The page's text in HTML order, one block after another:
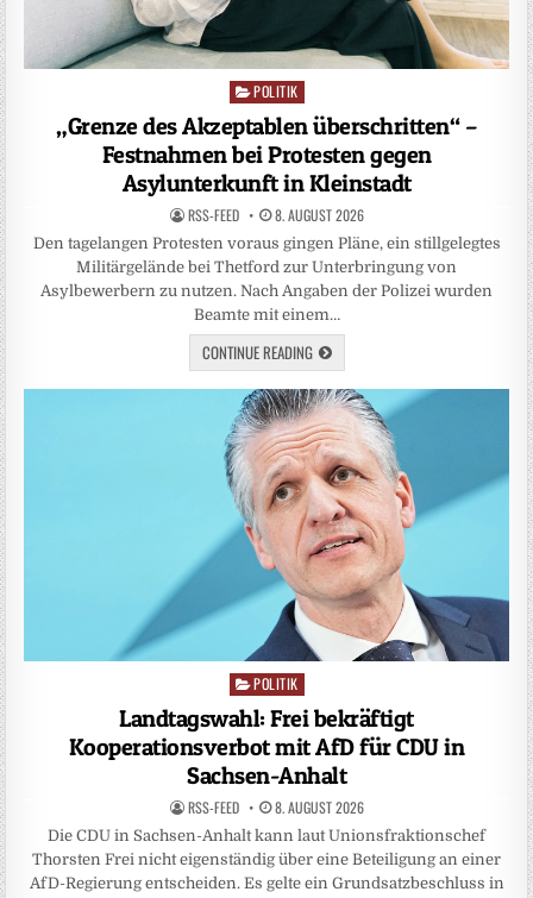
Posted
POLITIK
„Grenze des Akzeptablen überschritten“ –
Festnahmen bei Protesten gegen
Asylunterkunft in Kleinstadt
RSS-FEED 8. AUGUST 2026
Den tagelangen Protesten voraus gingen Pläne, ein stillgelegtes
Militärgelände bei Thetford zur Unterbringung von
Asylbewerbern zu nutzen. Nach Angaben der Polizei wurden
Beamte mit einem…
CONTINUE READING
Posted
in
POLITIK
Landtagswahl: Frei bekräftigt
Kooperationsverbot mit AfD für CDU in
Sachsen-Anhalt
RSS-FEED 8. AUGUST 2026
Die CDU in Sachsen-Anhalt kann laut Unionsfraktionschef
Thorsten Frei nicht eigenständig über eine Beteiligung an einer
AfD-Regierung entscheiden. Es gelte ein Grundsatzbeschluss in